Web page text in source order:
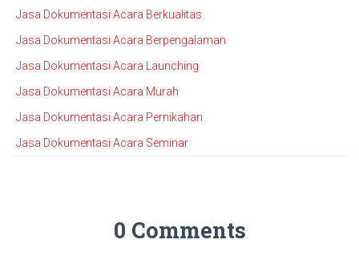
Jasa Dokumentasi Acara Berkualitas
Jasa Dokumentasi Acara Berpengalaman
Jasa Dokumentasi Acara Launching
Jasa Dokumentasi Acara Murah
Jasa Dokumentasi Acara Pernikahan
Jasa Dokumentasi Acara Seminar
0 Comments